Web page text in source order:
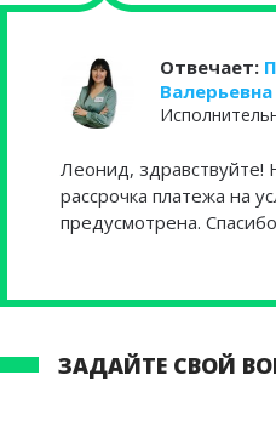
Отвечает:
Валерьевна
Леонид,
рассрочка платежа на
предусмотрена.
ЗАДАЙТЕ СВОЙ